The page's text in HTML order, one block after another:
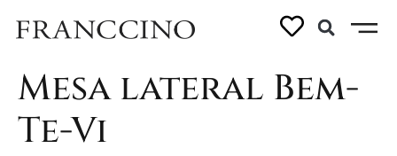
Ficha técnica –
Mesa lateral Bem-
Te-Vi